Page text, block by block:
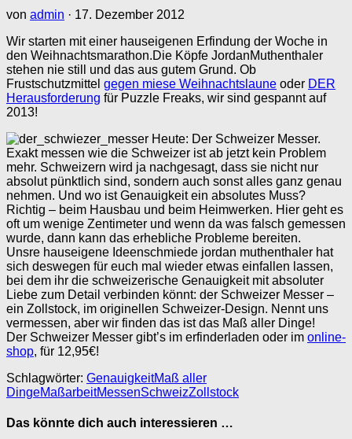
von admin · 17. Dezember 2012
Wir starten mit einer hauseigenen Erfindung der Woche in
den Weihnachtsmarathon.Die Köpfe JordanMuthenthaler
stehen nie still und das aus gutem Grund. Ob
Frustschutzmittel gegen miese Weihnachtslaune oder DER
Herausforderung für Puzzle Freaks, wir sind gespannt auf
2013!
Heute: Der Schweizer Messer.
Exakt messen wie die Schweizer ist ab jetzt kein Problem
mehr. Schweizern wird ja nachgesagt, dass sie nicht nur
absolut pünktlich sind, sondern auch sonst alles ganz genau
nehmen. Und wo ist Genauigkeit ein absolutes Muss?
Richtig – beim Hausbau und beim Heimwerken. Hier geht es
oft um wenige Zentimeter und wenn da was falsch gemessen
wurde, dann kann das erhebliche Probleme bereiten.
Unsre hauseigene Ideenschmiede jordan muthenthaler hat
sich deswegen für euch mal wieder etwas einfallen lassen,
bei dem ihr die schweizerische Genauigkeit mit absoluter
Liebe zum Detail verbinden könnt: der Schweizer Messer –
ein Zollstock, im originellen Schweizer-Design. Nennt uns
vermessen, aber wir finden das ist das Maß aller Dinge!
Der Schweizer Messer gibt’s im erfinderladen oder im online-
shop, für 12,95€!
Schlagwörter: GenauigkeitMaß aller
DingeMaßarbeitMessenSchweizZollstock
Das könnte dich auch interessieren …